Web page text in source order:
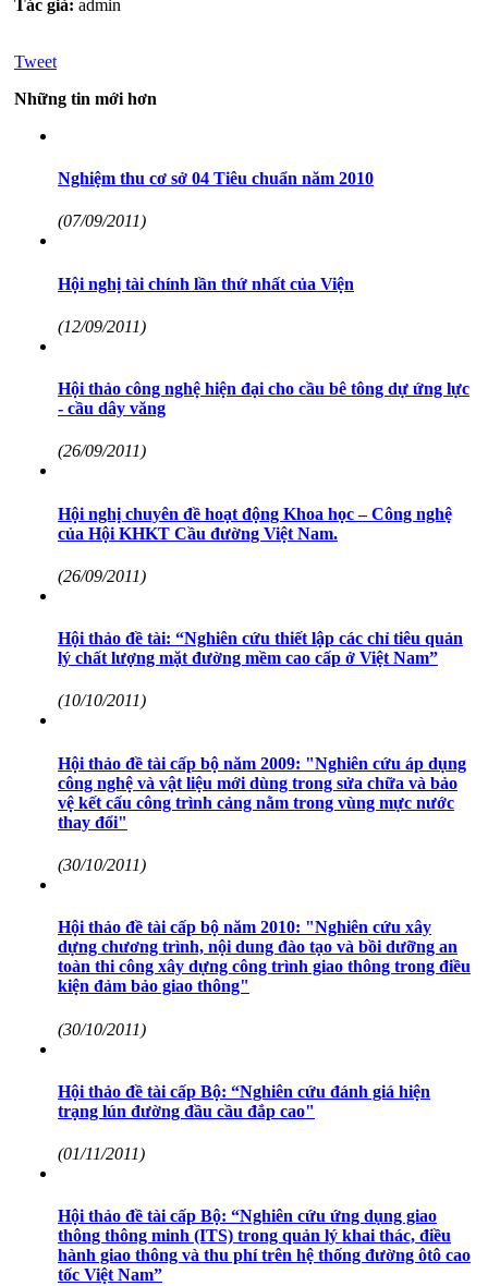
Tác giả: admin
Tweet
Những tin mới hơn
Nghiệm thu cơ sở 04 Tiêu chuẩn năm 2010
(07/09/2011)
Hội nghị tài chính lần thứ nhất của Viện
(12/09/2011)
Hội thảo công nghệ hiện đại cho cầu bê tông dự ứng lực
- cầu dây văng
(26/09/2011)
Hội nghị chuyên đề hoạt động Khoa học – Công nghệ
của Hội KHKT Cầu đường Việt Nam.
(26/09/2011)
Hội thảo đề tài: “Nghiên cứu thiết lập các chỉ tiêu quản
lý chất lượng mặt đường mềm cao cấp ở Việt Nam”
(10/10/2011)
Hội thảo đề tài cấp bộ năm 2009: "Nghiên cứu áp dụng
công nghệ và vật liệu mới dùng trong sửa chữa và bảo
vệ kết cấu công trình cảng nằm trong vùng mực nước
thay đổi"
(30/10/2011)
Hội thảo đề tài cấp bộ năm 2010: "Nghiên cứu xây
dựng chương trình, nội dung đào tạo và bồi dưỡng an
toàn thi công xây dựng công trình giao thông trong điều
kiện đảm bảo giao thông"
(30/10/2011)
Hội thảo đề tài cấp Bộ: “Nghiên cứu đánh giá hiện
trạng lún đường đầu cầu đắp cao"
(01/11/2011)
Hội thảo đề tài cấp Bộ: “Nghiên cứu ứng dụng giao
thông thông minh (ITS) trong quản lý khai thác, điều
hành giao thông và thu phí trên hệ thống đường ôtô cao
tốc Việt Nam”